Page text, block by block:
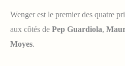
Wenger est le premier des quatre
aux côtés de Pep Guardiola,
Moyes.